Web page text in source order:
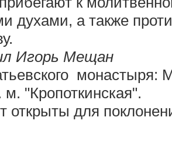
духами, а также
Игорь Мещан
монастыря:
м. "Кропоткинская".
для